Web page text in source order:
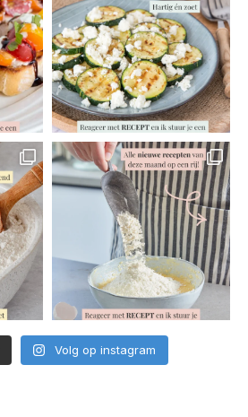
Volg op instagram